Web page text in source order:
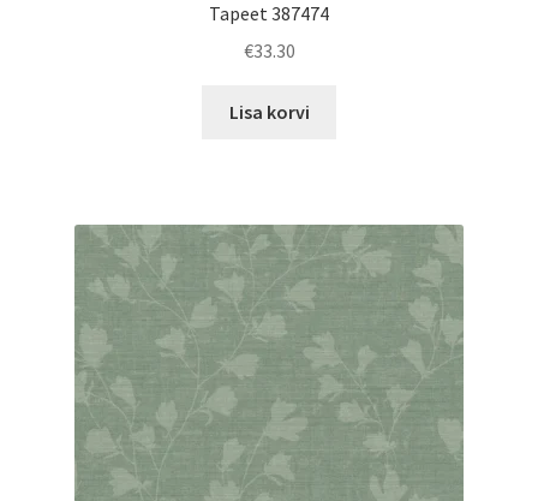
Tapeet 387474
€33.30
Lisa korvi